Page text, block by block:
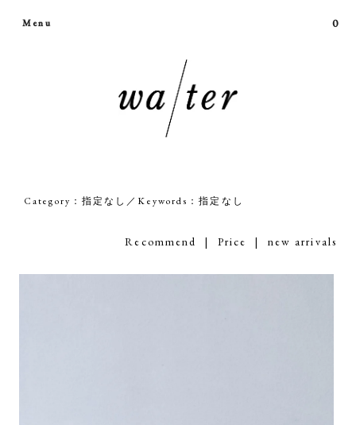
Menu 0
Category：指定なし／Keywords：指定なし
Recommend | Price | new arrivals